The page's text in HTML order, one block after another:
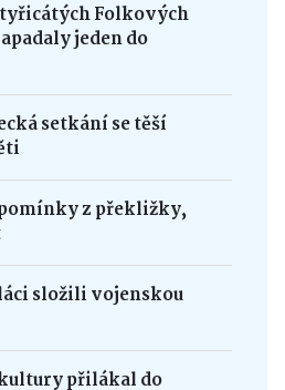
Folkových
jeden do
setkání se těší
z překližky,
složili vojenskou
přilákal do